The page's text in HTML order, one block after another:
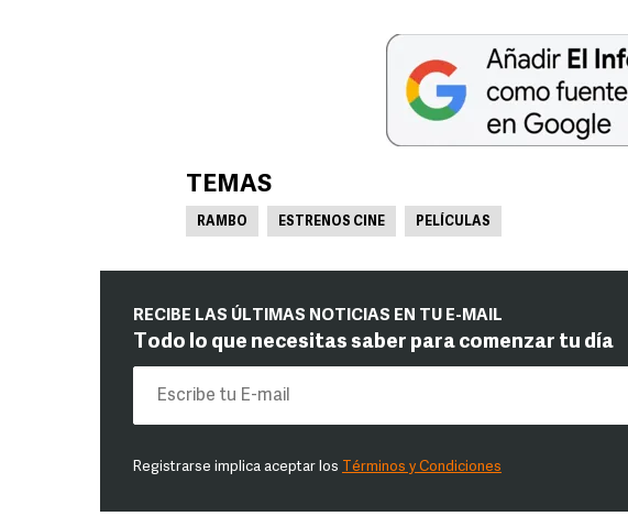
TEMAS
RAMBO ESTRENOS CINE PELÍCULAS
RECIBE LAS ÚLTIMAS NOTICIAS EN TU E-MAIL
Todo lo que necesitas saber para comenzar tu día
Registrarse implica aceptar los Términos y Condiciones